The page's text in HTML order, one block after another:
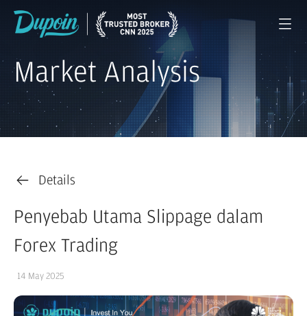
Market Analysis
Details
Penyebab Utama Slippage dalam
Forex Trading
14 May 2025